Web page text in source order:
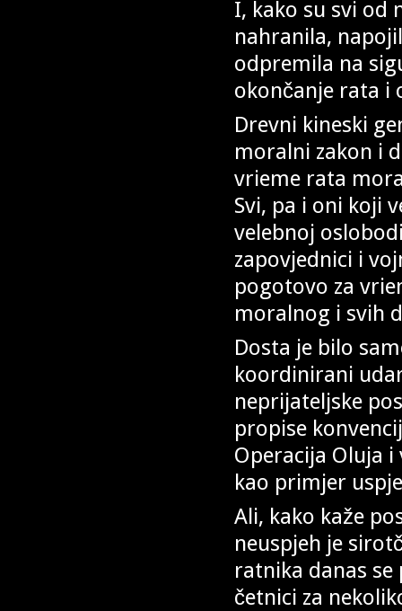
I, kako su svi od
nahranila,
odpremila na
okončanje rata
Drevni kineski
moralni zakon i
vrieme rata
Svi, pa i oni koji
velebnoj
zapovjednici i
pogotovo za
moralnog i svih
Dosta je bilo
koordinirani
neprijateljske
propise
Operacija Oluja
kao primjer
Ali, kako kaže
neuspjeh je
ratnika danas
četnici za